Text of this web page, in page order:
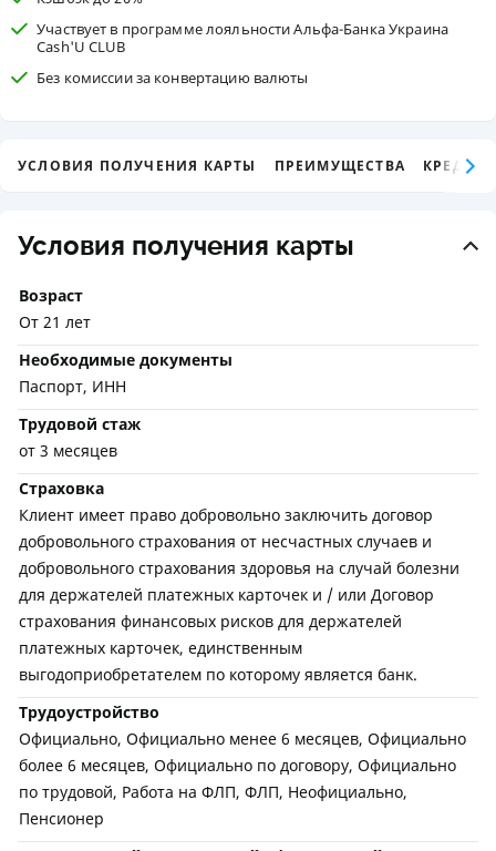
Участвует в программе лояльности Альфа-Банка Украина
Cash'U CLUB
Без комиссии за конвертацию валюты
УСЛОВИЯ ПОЛУЧЕНИЯ КАРТЫ ПРЕИМУЩЕСТВА
Условия получения карты
Возраст
От 21 лет
Необходимые документы
Паспорт, ИНН
Трудовой стаж
от 3 месяцев
Страховка
Клиент имеет право добровольно заключить договор
добровольного страхования от несчастных случаев и
добровольного страхования здоровья на случай болезни
для держателей платежных карточек и / или Договор
страхования финансовых рисков для держателей
платежных карточек, единственным
выгодоприобретателем по которому является банк.
Трудоустройство
Официально, Официально менее 6 месяцев, Официально
более 6 месяцев, Официально по договору, Официально
по трудовой, Работа на ФЛП, ФЛП, Неофициально,
Пенсионер